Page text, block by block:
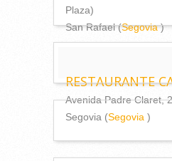
Plaza)
San Rafael (Segovia )
RESTAURANTE
Avenida Padre Claret, 2
Segovia (Segovia )